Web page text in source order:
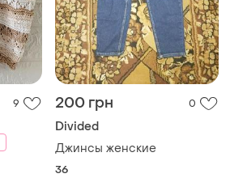
9 200 грн 0
Divided
Джинсы женские
36